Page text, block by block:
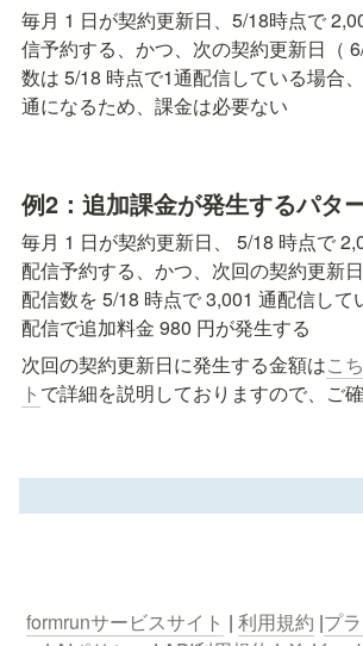
毎月 1 日が契約更新日、5/18時点で
信予約する、かつ、次の契約更新日（
数は 5/18 時点で1通配信している場合
通になるため、課金は必要ない
例2：追加課金が発生するパタ
毎月 1 日が契約更新日、 5/18 時点で
配信予約する、かつ、次回の契約更新
配信数を 5/18 時点で 3,001 通配信して
配信で追加料金 980 円が発生する
次回の契約更新日に発生する金額はこ
ト で詳細を説明しておりますので、ご確
formrunサービスサイト | 利用規約 |プ